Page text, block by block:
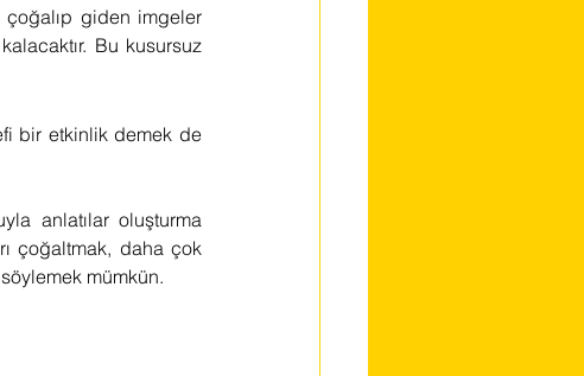
çoğalıp giden imgeler
Bu kusursuz
bir etkinlik demek de
anlatılar oluşturma
çoğaltmak, daha çok
mümkün.